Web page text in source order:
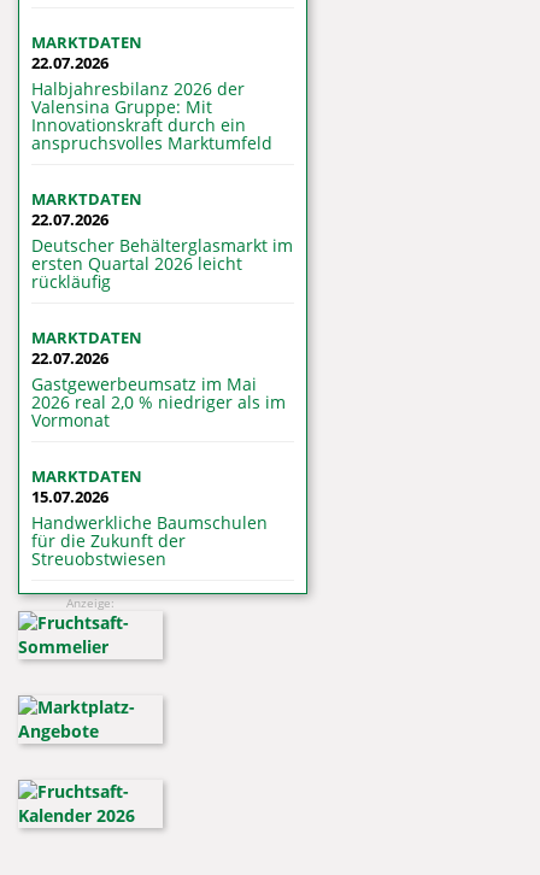
MARKTDATEN
22.07.2026
Halbjahresbilanz 2026 der
Valensina Gruppe: Mit
Innovationskraft durch ein
anspruchsvolles Marktumfeld
MARKTDATEN
22.07.2026
Deutscher Behälterglasmarkt im
ersten Quartal 2026 leicht
rückläufig
MARKTDATEN
22.07.2026
Gastgewerbeumsatz im Mai
2026 real 2,0 % niedriger als im
Vormonat
MARKTDATEN
15.07.2026
Handwerkliche Baumschulen
für die Zukunft der
Streuobstwiesen
Anzeige: